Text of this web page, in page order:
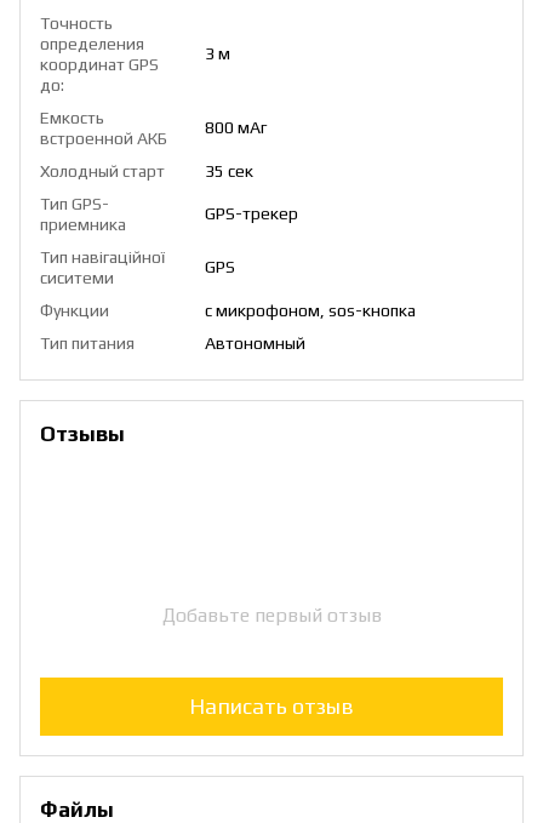
Точность
определения
координат GPS
до:
3 м
Емкость
встроенной АКБ
800 мАг
Холодный старт
35 сек
Тип GPS-
приемника
GPS-трекер
Тип навігаційної
сиситеми
GPS
Функции
с микрофоном, sos-кнопка
Тип питания
Автономный
Отзывы
Добавьте первый отзыв
Написать отзыв
Файлы